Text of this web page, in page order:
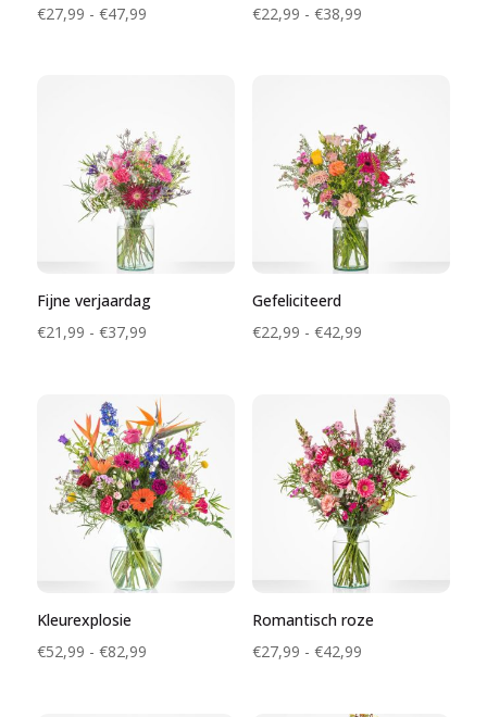
€27,99 - €47,99Prijsklasse:
€22,99 - €38,99Prijsklasse:
Fijne verjaardag
€21,99 - €37,99Prijsklasse:
€37,99
Gefeliciteerd
€22,99 - €42,99Prijsklasse:
€42,99
Kleurexplosie
€52,99 - €82,99Prijsklasse:
Romantisch roze
€27,99 - €42,99Prijsklasse: